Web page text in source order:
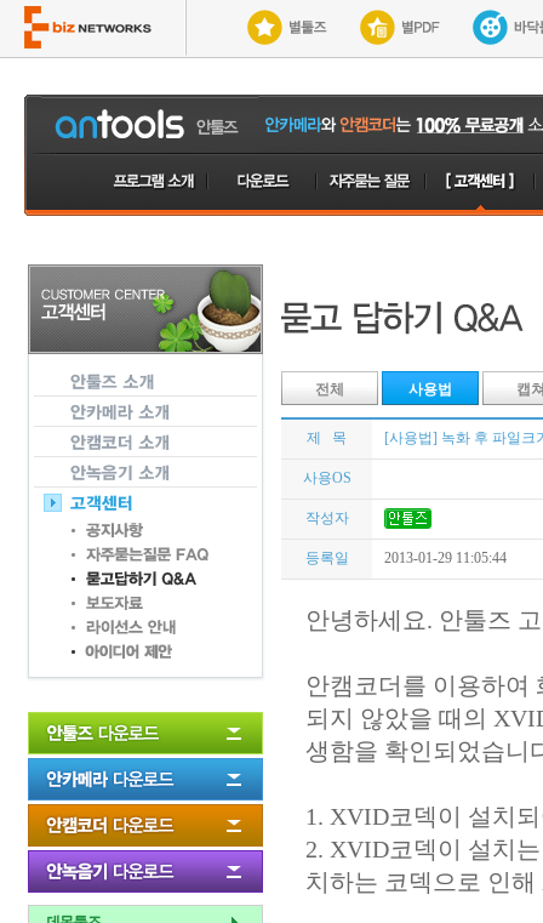
전체 사용법 캡
제 목 [사용법] 녹화 후 파일크
사용OS
작성자
등록일 2013-01-29 11:05:44
안녕하세요. 안툴즈
안캠코더를 이용하여
되지 않았을 때의
생함을 확인되었습니
1. XVID코덱이 설치
2. XVID코덱이 설치
치하는 코덱으로 인